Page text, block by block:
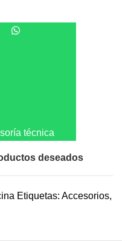
técnica
deseados
Etiquetas: Accesorios,